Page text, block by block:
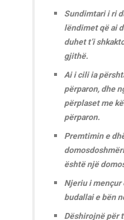
Sundimtari i ri
lëndimet që ai
duhet t’i
gjithë.
Ai i cili ia
përparon, dhe
përplaset me
përparon.
Premtimin e
është një
Njeriu i mençur
budallai e bën
Dëshirojnë për